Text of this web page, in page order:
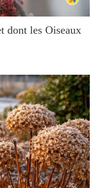
dont les Oiseaux